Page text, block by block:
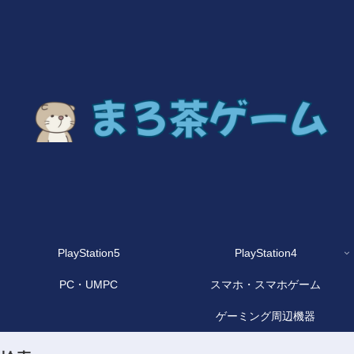
PlayStation5 PlayStation4
PC・UMPC スマホ・スマホゲーム
ゲーミング周辺機器